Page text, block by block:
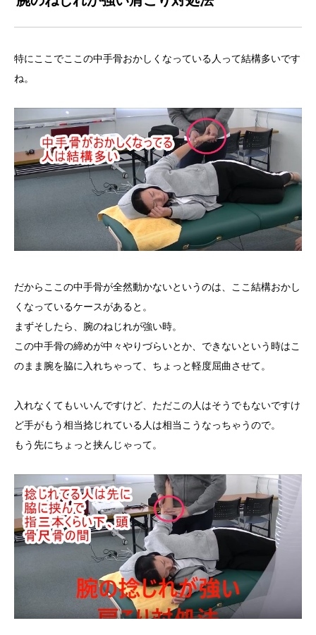
特にここでここの中手骨おかしくなっている人って結構多いです
ね。
だからここの中手骨が全然動かないというのは、ここ結構おかし
くなっているケースがあると。
まずそしたら、腕のねじれが強い時。
この中手骨の締めが中々やりづらいとか、できないという時はこ
のまま腕を脇に入れちゃって、ちょっと軽度屈曲させて。
入れなくてもいいんですけど、ただこの人はそうでもないですけ
ど手がもう相当捻じれている人は相当こうなっちゃうので。
もう先にちょっと挟んじゃって。